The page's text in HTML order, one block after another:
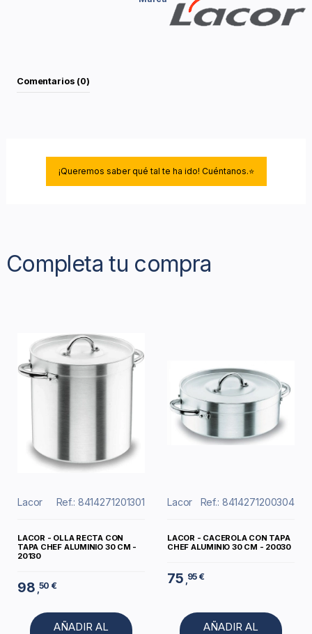
Comentarios (0)
¡Queremos saber qué tal te ha ido! Cuéntanos.⭐
Completa tu compra
Lacor Ref.: 8414271201301
LACOR - OLLA RECTA CON
TAPA CHEF ALUMINIO 30 CM -
20130
98 ,50 €
AÑADIR AL
Lacor Ref.: 8414271200304
LACOR - CACEROLA CON TAPA
CHEF ALUMINIO 30 CM - 20030
75 95 €
AÑADIR AL